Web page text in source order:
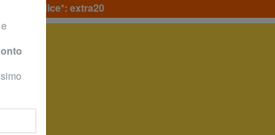
il codice*: extra20